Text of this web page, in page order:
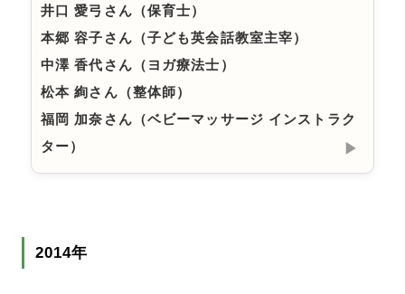
井口 愛弓さん（保育士）
本郷 容子さん（子ども英会話教室主宰）
中澤 香代さん（ヨガ療法士）
松本 絢さん（整体師）
福岡 加奈さん（ベビーマッサージ インストラク
ター）
▶︎
2014年